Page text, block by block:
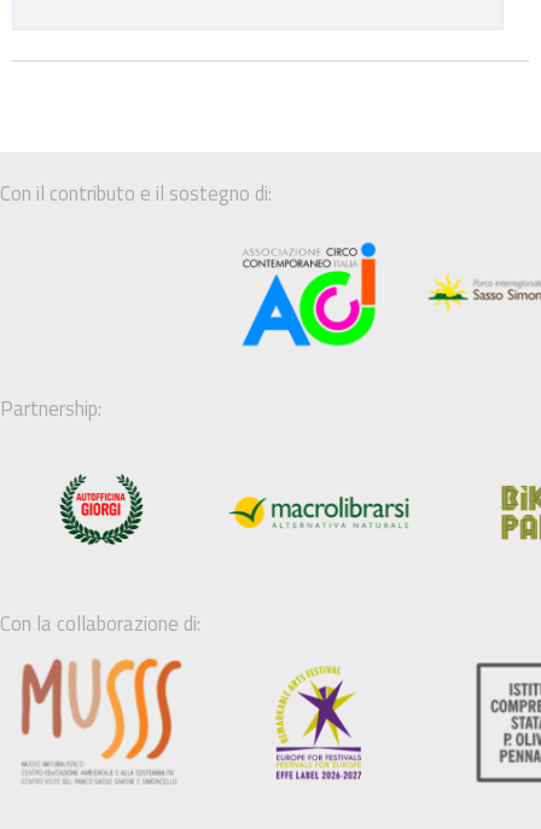
Con il contributo e il sostegno di:
Partnership:
Con la collaborazione di: